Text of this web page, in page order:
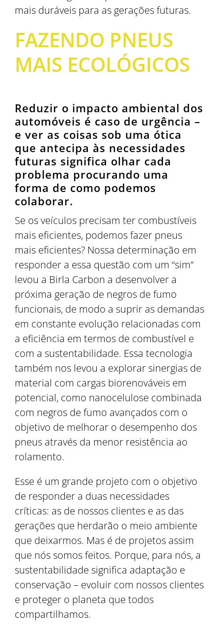
mais duráveis para as gerações futuras.
FAZENDO PNEUS
MAIS ECOLÓGICOS
Reduzir o impacto ambiental dos
automóveis é caso de urgência –
e ver as coisas sob uma ótica
que antecipa às necessidades
futuras significa olhar cada
problema procurando uma
forma de como podemos
colaborar.
Se os veículos precisam ter combustíveis
mais eficientes, podemos fazer pneus
mais eficientes? Nossa determinação em
responder a essa questão com um “sim”
levou a Birla Carbon a desenvolver a
próxima geração de negros de fumo
funcionais, de modo a suprir as demandas
em constante evolução relacionadas com
a eficiência em termos de combustível e
com a sustentabilidade. Essa tecnologia
também nos levou a explorar sinergias de
material com cargas biorenováveis em
potencial, como nanocelulose combinada
com negros de fumo avançados com o
objetivo de melhorar o desempenho dos
pneus através da menor resistência ao
rolamento.
Esse é um grande projeto com o objetivo
de responder a duas necessidades
críticas: as de nossos clientes e as das
gerações que herdarão o meio ambiente
que deixarmos. Mas é de projetos assim
que nós somos feitos. Porque, para nós, a
sustentabilidade significa adaptação e
conservação – evoluir com nossos clientes
e proteger o planeta que todos
compartilhamos.